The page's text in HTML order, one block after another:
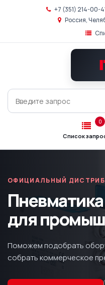
+7 (351) 214-00-
Россия,
Список
0
Главная
Подбор
Контакты
ОФИЦИАЛЬНЫЙ
для
Поможем подобрать
собрать коммерческое